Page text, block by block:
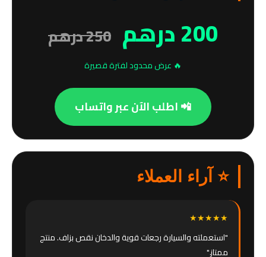
200 درهم 250 درهم
🔥 عرض محدود لفترة قصيرة
📲 اطلب الآن عبر واتساب
⭐ آراء العملاء
★★★★★
"استعملته والسيارة رجعات قوية والدخان نقص بزاف. منتج
ممتاز."